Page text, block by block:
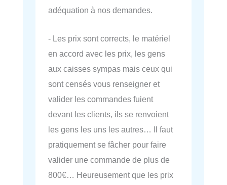
adéquation à nos demandes.
- Les prix sont corrects, le matériel
en accord avec les prix, les gens
aux caisses sympas mais ceux qui
sont censés vous renseigner et
valider les commandes fuient
devant les clients, ils se renvoient
les gens les uns les autres… Il faut
pratiquement se fâcher pour faire
valider une commande de plus de
800€… Heureusement que les prix